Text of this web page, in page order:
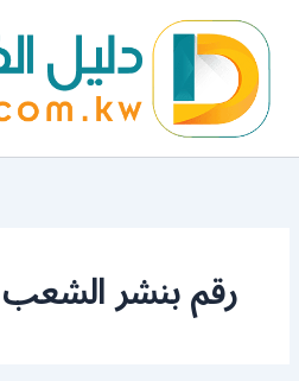
المحتوى
رقم بنشر الشعب